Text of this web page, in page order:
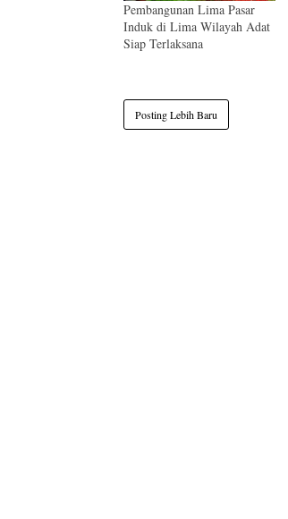
Pembangunan Lima Pasar
Induk di Lima Wilayah Adat
Siap Terlaksana
Posting Lebih Baru